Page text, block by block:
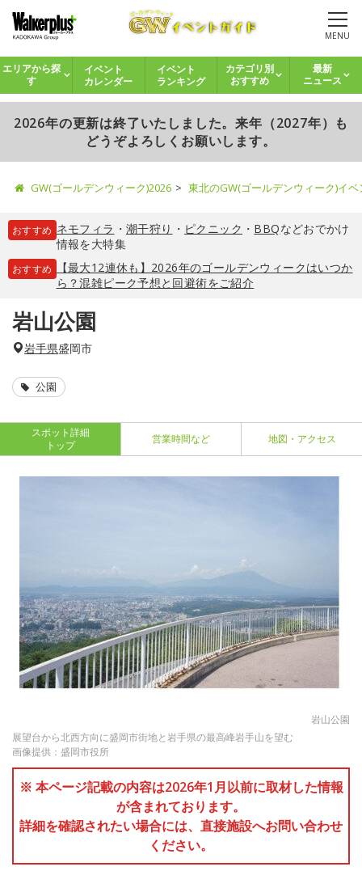
MENU
エリアから探
す
イベント
カレンダー
イベント
ランキング
カテゴリ別
おすすめ
最新
ニュース
2026年の更新は終了いたしました。来年（2027年）も
どうぞよろしくお願いします。
GW(ゴールデンウィーク)2026 東北のGW(ゴールデンウィーク)イ
おすすめ ネモフィラ ・ 潮干狩り ・ ピクニック ・ BBQなどおでかけ
情報を大特集
おすすめ
【最大12連休も】2026年のゴールデンウィークはいつか
ら？混雑ピーク予想と回避術をご紹介
岩山公園
岩手県盛岡市
公園
スポット詳細
トップ
営業時間など 地図・アクセス
岩山公園
展望台から北西方向に盛岡市街地と岩手県の最高峰岩手山を望む
画像提供：盛岡市役所
※ 本ページ記載の内容は2026年1月以前に取材した情報
が含まれております。
詳細を確認されたい場合には、直接施設へお問い合わせ
ください。